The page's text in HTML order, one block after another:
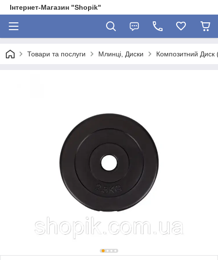
Інтернет-Магазин "Shopik"
Товари та послуги Млинці, Диски Композитний Диск